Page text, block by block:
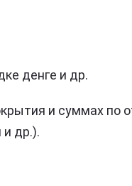
денге и др.
и суммах по
др.).